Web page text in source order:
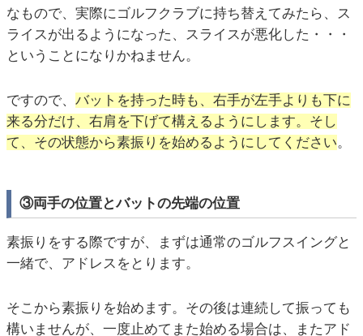
なもので、実際にゴルフクラブに持ち替えてみたら、ス
ライスが出るようになった、スライスが悪化した・・・
ということになりかねません。
ですので、 バットを持った時も、右手が左手よりも下に
来る分だけ、右肩を下げて構えるようにします。そし
て、その状態から素振りを始めるようにしてください。
③両手の位置とバットの先端の位置
素振りをする際ですが、まずは通常のゴルフスイングと
一緒で、アドレスをとります。
そこから素振りを始めます。その後は連続して振っても
構いませんが、一度止めてまた始める場合は、またアド